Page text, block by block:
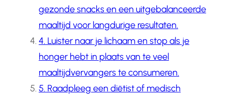
gezonde snacks en een uitgebalanceerde
maaltijd voor langdurige resultaten.
4. Luister naar je lichaam en stop als je
honger hebt in plaats van te veel
maaltijdvervangers te consumeren.
5. Raadpleeg een diëtist of medisch